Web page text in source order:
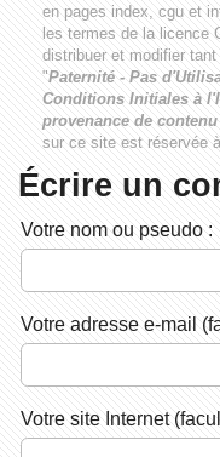
en pages index, cgu et
les termes de la licence
distribuer et modifier
"Paternité - Pas
Conditions Initiales à
provenance de contenu
sur ce site est réservée
Écrire un
Votre nom ou pseudo :
Votre adresse e-mail
Votre site Internet